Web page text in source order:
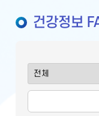
건강정보